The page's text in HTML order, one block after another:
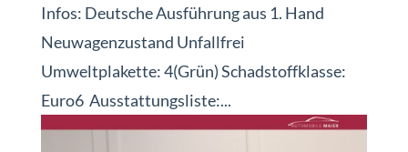
Infos: Deutsche Ausführung aus 1. Hand
Neuwagenzustand Unfallfrei
Umweltplakette: 4(Grün) Schadstoffklasse:
Euro6 Ausstattungsliste:...